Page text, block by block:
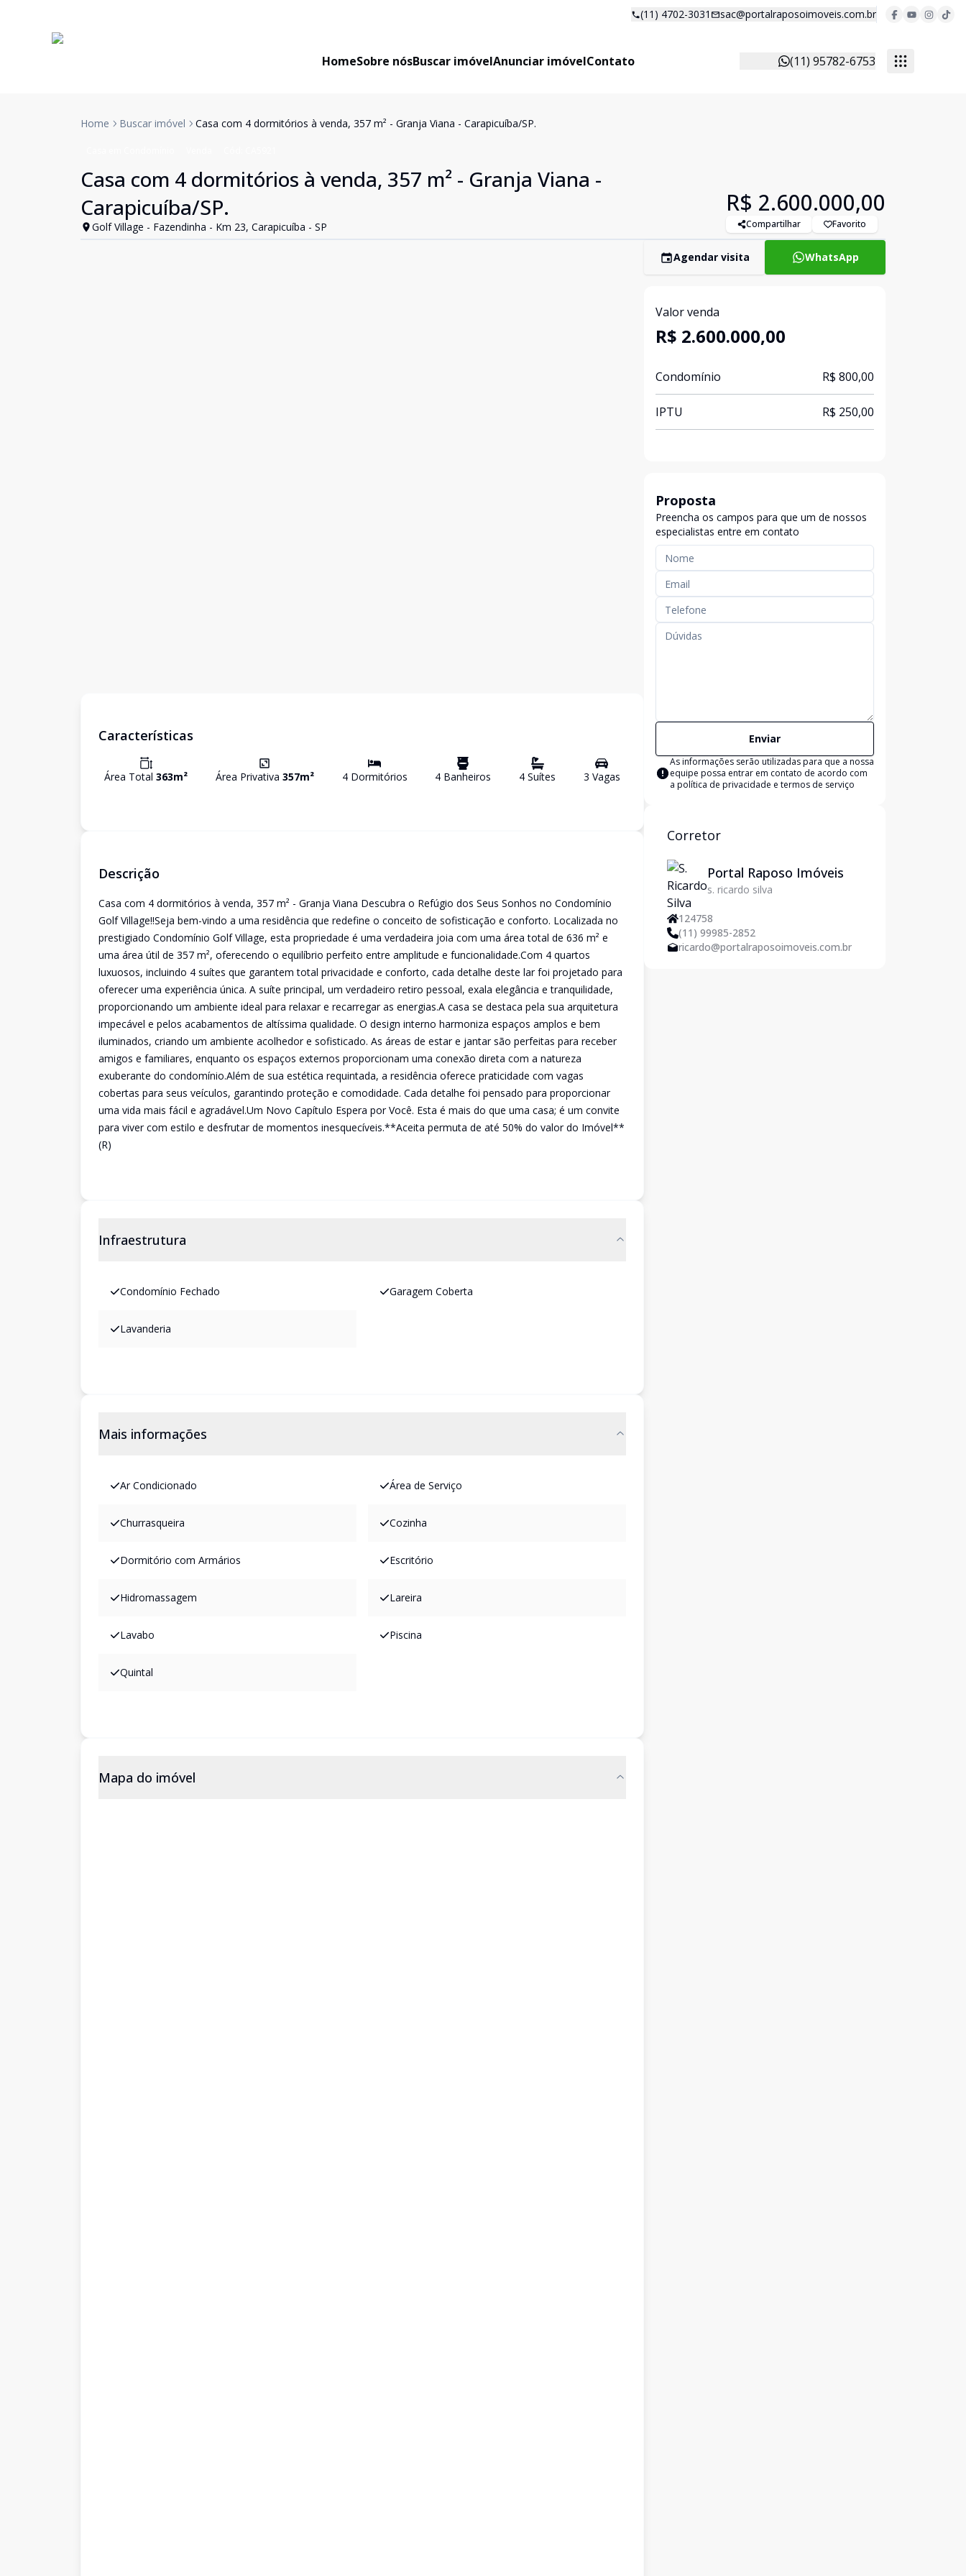
(11) 4702-3031 sac@portalraposoimoveis.com.br
HomeSobre nósBuscar imóvelAnunciar imóvelContato (11) 95782-6753
Home Buscar imóvel Casa com 4 dormitórios à venda, 357 m² - Granja Viana - Carapicuíba/SP.
Casa com 4 dormitórios à venda, 357 m² - Granja Viana -
Carapicuíba/SP.
Golf Village - Fazendinha - Km 23, Carapicuíba - SP
R$ 2.600.000,00
Compartilhar Favorito
Características
Área Total 363m² Área Privativa 357m² 4Dormitórios 4 Banheiros 4 Suítes 3 Vagas
Descrição
Casa com 4 dormitórios à venda, 357 m² - Granja Viana Descubra o Refúgio dos Seus Sonhos no Condomínio
Golf Village!!Seja bem-vindo a uma residência que redefine o conceito de sofisticação e conforto. Localizada no
prestigiado Condomínio Golf Village, esta propriedade é uma verdadeira joia com uma área total de 636 m² e
uma área útil de 357 m², oferecendo o equilíbrio perfeito entre amplitude e funcionalidade.Com 4 quartos
luxuosos, incluindo 4 suítes que garantem total privacidade e conforto, cada detalhe deste lar foi projetado para
oferecer uma experiência única. A suíte principal, um verdadeiro retiro pessoal, exala elegância e tranquilidade,
proporcionando um ambiente ideal para relaxar e recarregar as energias.A casa se destaca pela sua arquitetura
impecável e pelos acabamentos de altíssima qualidade. O design interno harmoniza espaços amplos e bem
iluminados, criando um ambiente acolhedor e sofisticado. As áreas de estar e jantar são perfeitas para receber
amigos e familiares, enquanto os espaços externos proporcionam uma conexão direta com a natureza
exuberante do condomínio.Além de sua estética requintada, a residência oferece praticidade com vagas
cobertas para seus veículos, garantindo proteção e comodidade. Cada detalhe foi pensado para proporcionar
uma vida mais fácil e agradável.Um Novo Capítulo Espera por Você. Esta é mais do que uma casa; é um convite
para viver com estilo e desfrutar de momentos inesquecíveis.**Aceita permuta de até 50% do valor do Imóvel**
(R)
Infraestrutura
Condomínio Fechado Garagem Coberta
Lavanderia
Mais informações
Ar Condicionado Área de Serviço
Churrasqueira Cozinha
Dormitório com Armários Escritório
Hidromassagem Lareira
Lavabo Piscina
Quintal
Mapa do imóvel
Agendar visita WhatsApp
Valor venda
R$ 2.600.000,00
Condomínio R$ 800,00
IPTU R$ 250,00
Proposta
Preencha os campos para que um de nossos
especialistas entre em contato
Enviar
As informações serão utilizadas para que a nossa
equipe possa entrar em contato de acordo com
a política de privacidade e termos de serviço
Corretor
Portal Raposo Imóveis
s. ricardo silva
124758
(11) 99985-2852
ricardo@portalraposoimoveis.com.br